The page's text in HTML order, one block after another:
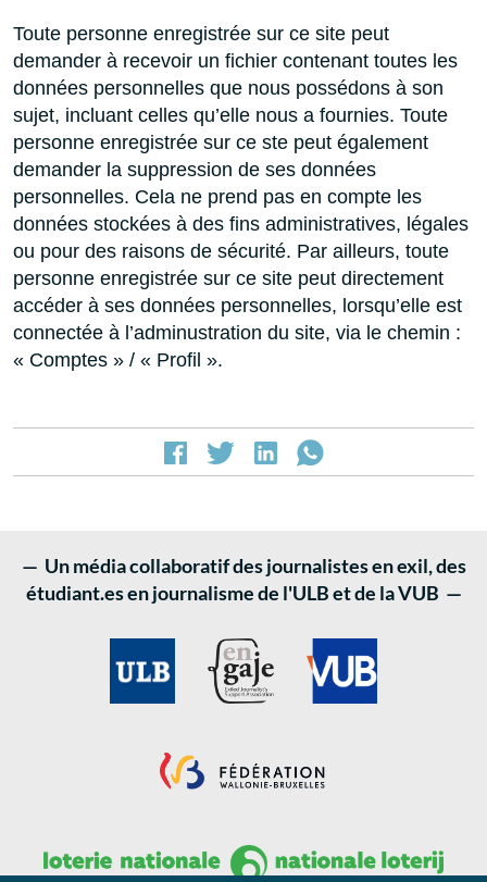
Toute personne enregistrée sur ce site peut
demander à recevoir un fichier contenant toutes les
données personnelles que nous possédons à son
sujet, incluant celles qu’elle nous a fournies. Toute
personne enregistrée sur ce ste peut également
demander la suppression de ses données
personnelles. Cela ne prend pas en compte les
données stockées à des fins administratives, légales
ou pour des raisons de sécurité. Par ailleurs, toute
personne enregistrée sur ce site peut directement
accéder à ses données personnelles, lorsqu’elle est
connectée à l’adminustration du site, via le chemin :
« Comptes » / « Profil ».
— Un média collaboratif des journalistes en exil, des
étudiant.es en journalisme de l'ULB et de la VUB —